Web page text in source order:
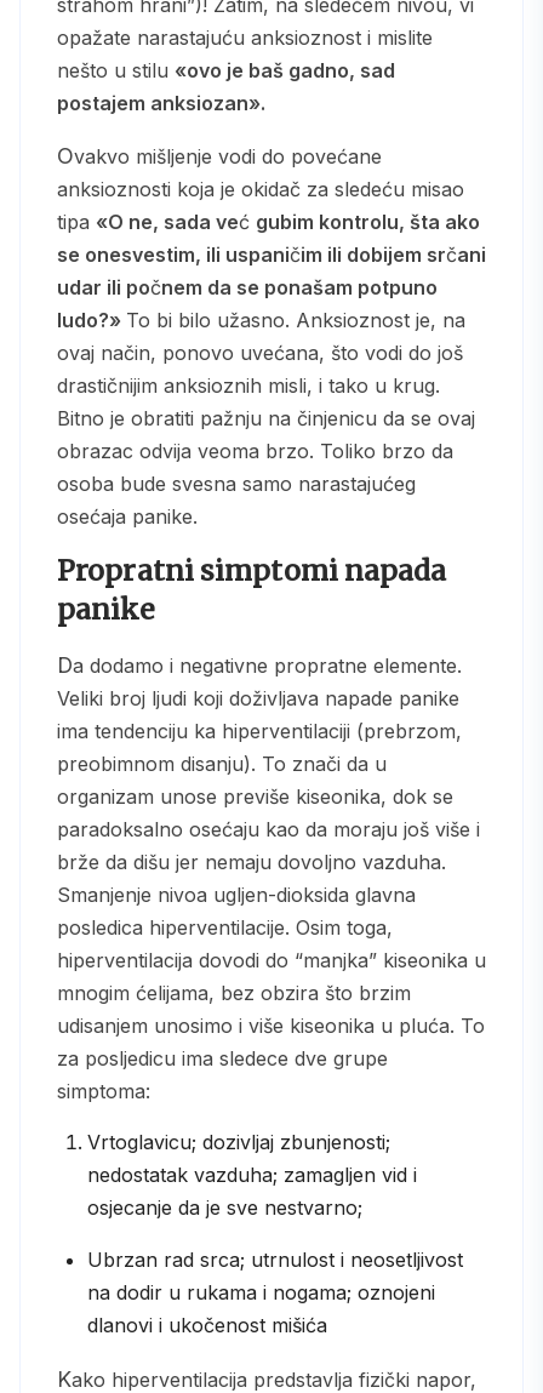
opažate narastajuću anksioznost i mislite
nešto u stilu «ovo je baš gadno, sad
postajem anksiozan».
Ovakvo mišljenje vodi do povećane
anksioznosti koja je okidač za sledeću misao
tipa «O ne, sada već gubim kontrolu, šta ako
se onesvestim, ili uspaničim ili dobijem srčani
udar ili počnem da se ponašam potpuno
ludo?» To bi bilo užasno. Anksioznost je, na
ovaj način, ponovo uvećana, što vodi do još
drastičnijim anksioznih misli, i tako u krug.
Bitno je obratiti pažnju na činjenicu da se ovaj
obrazac odvija veoma brzo. Toliko brzo da
osoba bude svesna samo narastajućeg
osećaja panike.
Propratni simptomi napada
panike
Da dodamo i negativne propratne elemente.
Veliki broj ljudi koji doživljava napade panike
ima tendenciju ka hiperventilaciji (prebrzom,
preobimnom disanju). To znači da u
organizam unose previše kiseonika, dok se
paradoksalno osećaju kao da moraju još više i
brže da dišu jer nemaju dovoljno vazduha.
Smanjenje nivoa ugljen-dioksida glavna
posledica hiperventilacije. Osim toga,
hiperventilacija dovodi do “manjka” kiseonika u
mnogim ćelijama, bez obzira što brzim
udisanjem unosimo i više kiseonika u pluća. To
za posljedicu ima sledece dve grupe
simptoma:
Vrtoglavicu; dozivljaj zbunjenosti;
nedostatak vazduha; zamagljen vid i
osjecanje da je sve nestvarno;
Ubrzan rad srca; utrnulost i neosetljivost
na dodir u rukama i nogama; oznojeni
dlanovi i ukočenost mišića
Kako hiperventilacija predstavlja fizički napor,